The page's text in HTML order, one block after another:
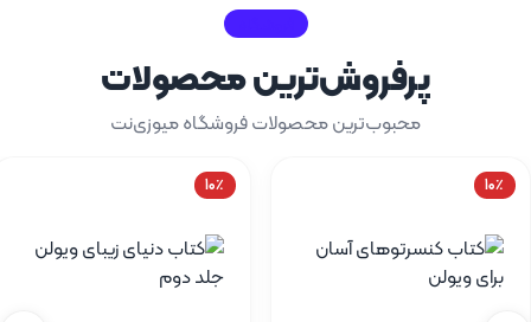
پرفروش‌ترین محصولات
محبوب‌ترین محصولات فروشگاه میوزی‌نت
10٪ 10٪